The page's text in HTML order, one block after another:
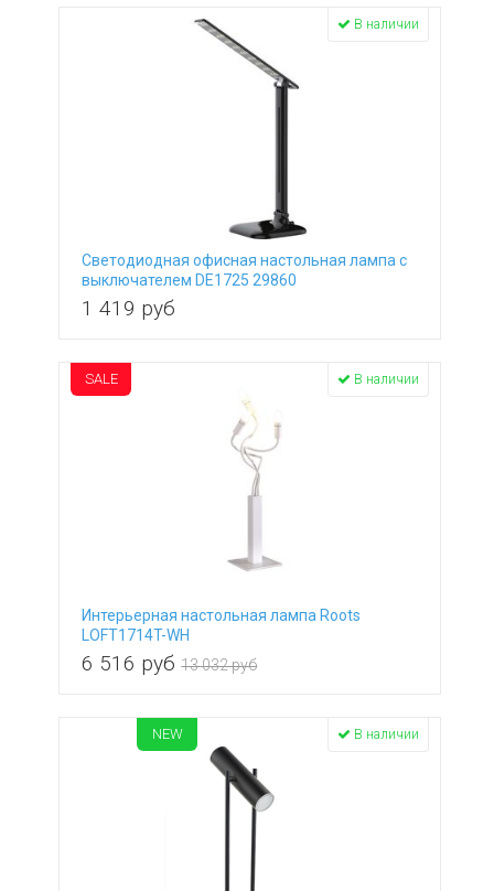
Светодиодная офисная настольная лампа с
выключателем DE1725 29860
1 419 руб
В наличии
Интерьерная настольная лампа Roots
LOFT1714T-WH
6 516 руб 13 032 руб
SALE В наличии
NEW В наличии